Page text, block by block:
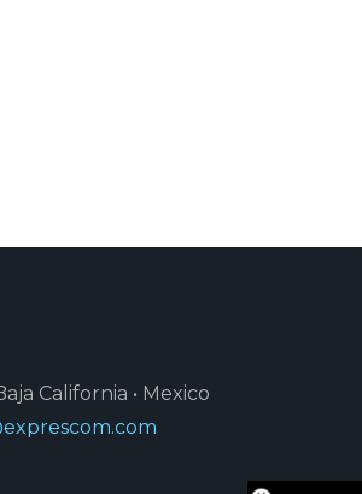
California • Mexico